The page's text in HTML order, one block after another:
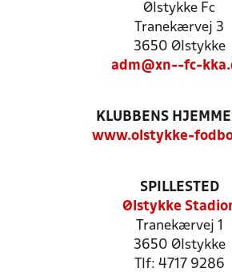
Ølstykke Fc
Tranekærvej 3
3650 Ølstykke
adm@xn--fc-
KLUBBENS
www.olstykke-
SPILLESTED
Ølstykke
Tranekærvej 1
3650 Ølstykke
Tlf: 4717 9286